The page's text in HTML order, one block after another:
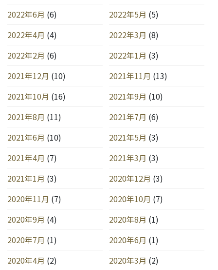
2022年6月 (6) 2022年5月 (5)
2022年4月 (4) 2022年3月 (8)
2022年2月 (6) 2022年1月 (3)
2021年12月 (10) 2021年11月 (13)
2021年10月 (16) 2021年9月 (10)
2021年8月 (11) 2021年7月 (6)
2021年6月 (10) 2021年5月 (3)
2021年4月 (7) 2021年3月 (3)
2021年1月 (3) 2020年12月 (3)
2020年11月 (7) 2020年10月 (7)
2020年9月 (4) 2020年8月 (1)
2020年7月 (1) 2020年6月 (1)
2020年4月 (2) 2020年3月 (2)